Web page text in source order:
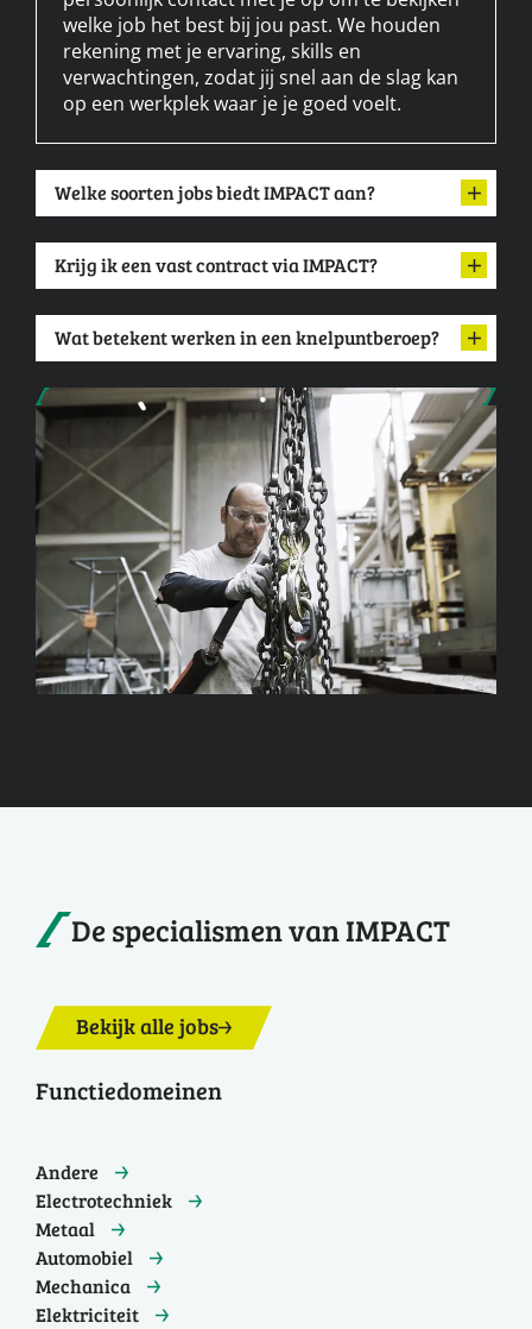
welke job het best bij jou past. We houden
rekening met je ervaring, skills en
verwachtingen, zodat jij snel aan de slag kan
op een werkplek waar je je goed voelt.
Welke soorten jobs biedt IMPACT aan?
Krijg ik een vast contract via IMPACT?
Wat betekent werken in een knelpuntberoep?
De specialismen van IMPACT
Bekijk alle jobs
Functiedomeinen
Andere
Electrotechniek
Metaal
Automobiel
Mechanica
Elektriciteit